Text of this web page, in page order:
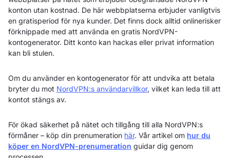
konton utan kostnad. De här webbplatserna erbjuder vanligtvis
en gratisperiod för nya kunder. Det finns dock alltid onlinerisker
förknippade med att använda en gratis NordVPN-
kontogenerator. Ditt konto kan hackas eller privat information
kan bli stulen.
Om du använder en kontogenerator för att undvika att betala
bryter du mot NordVPN:s användarvillkor, vilket kan leda till att
kontot stängs av.
För ökad säkerhet på nätet och tillgång till alla NordVPN:s
förmåner – köp din prenumeration här. Vår artikel om hur du
köper en NordVPN-prenumeration guidar dig genom